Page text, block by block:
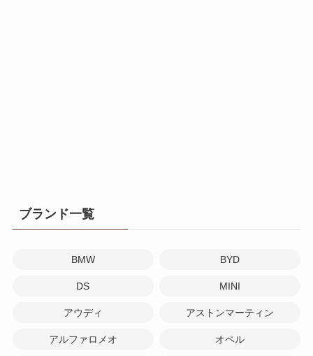
ブランド一覧
BMW BYD
DS MINI
アウディ アストンマーティン
アルファロメオ オペル